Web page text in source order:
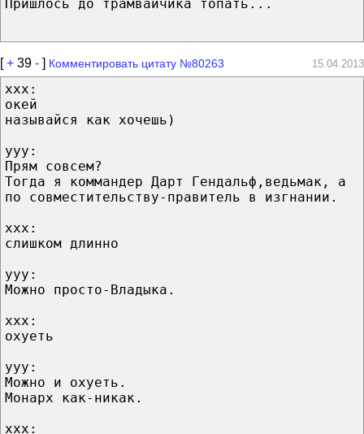
Пришлось до трамвайчика топать...
[+ 39 - ] Комментировать цитату №80263 15.04.2013
ххх:
окей
называйся как хочешь)
ууу:
Прям совсем?
Тогда я коммандер Дарт Гендальф,ведьмак, а
по совместительству-правитель в изгнании.
ххх:
слишком длинно
ууу:
Можно просто-Владыка.
ххх:
охуеть
ууу:
Можно и охуеть.
Монарх как-никак.
ххх: